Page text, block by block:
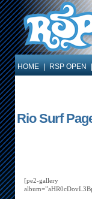
HOME RSP OPEN
Rio Surf
[pe2-gallery